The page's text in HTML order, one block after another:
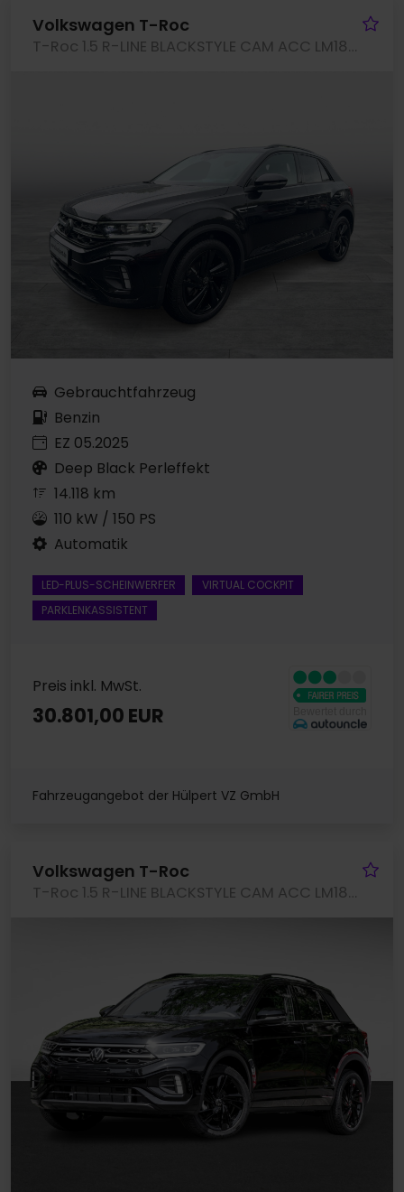
Volkswagen T-Roc
T-Roc 1.5 R-LINE BLACKSTYLE CAM ACC LM18 EKLAPPE
Gebrauchtfahrzeug
Benzin
EZ 05.2025
Deep Black Perleffekt
14.118 km
110 kW / 150 PS
Automatik
LED-PLUS-SCHEINWERFER
VIRTUAL COCKPIT
PARKLENKASSISTENT
Preis inkl. MwSt.
30.801,00 EUR
Fahrzeugangebot der Hülpert VZ GmbH
Volkswagen T-Roc
T-Roc 1.5 R-LINE BLACKSTYLE CAM ACC LM18 EKLAPPE